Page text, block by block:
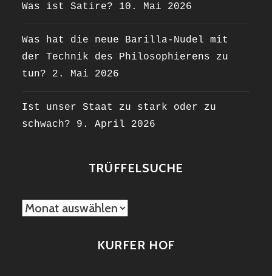
Was ist Satire? 10. Mai 2026
Was hat die neue Barilla-Nudel mit
der Technik des Philosophierens zu
tun?
2. Mai 2026
Ist unser Staat zu stark oder zu
schwach?
9. April 2026
TRÜFFELSUCHE
TRÜFFELSUCHE
KURFER HOF